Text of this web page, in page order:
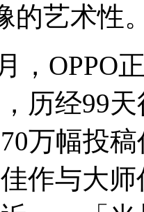
的艺术性
，OPPO
历经99
万幅投
作与大